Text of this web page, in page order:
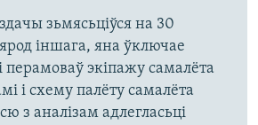
зьмясьціўся на 30
іншага, яна ўключае
экіпажу самалёта
і схему палёту самалёта
з аналізам адлегласьці